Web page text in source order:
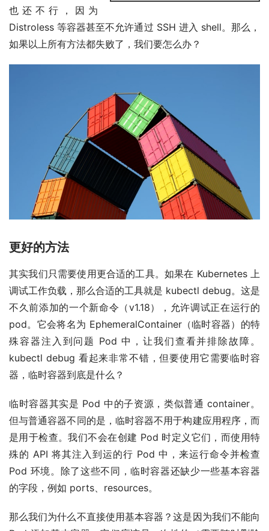
也还不行，因为
Distroless 等容器甚至不允许通过 SSH 进入 shell。那么，
如果以上所有方法都失败了，我们要怎么办？
更好的方法
其实我们只需要使用更合适的工具。如果在 Kubernetes 上
调试工作负载，那么合适的工具就是 kubectl debug。这是
不久前添加的一个新命令（v1.18），允许调试正在运行的
pod。它会将名为 EphemeralContainer（临时容器）的特
殊容器注入到问题 Pod 中，让我们查看并排除故障。
kubectl debug 看起来非常不错，但要使用它需要临时容
器，临时容器到底是什么？
临时容器其实是 Pod 中的子资源，类似普通 container。
但与普通容器不同的是，临时容器不用于构建应用程序，而
是用于检查。我们不会在创建 Pod 时定义它们，而使用特
殊的 API 将其注入到运的行 Pod 中，来运行命令并检查
Pod 环境。除了这些不同，临时容器还缺少一些基本容器
的字段，例如 ports、resources。
那么我们为什么不直接使用基本容器？这是因为我们不能向